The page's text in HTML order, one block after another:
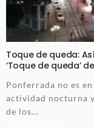
Toque de queda:
‘Toque de queda’
Ponferrada no es
actividad nocturna
de los...